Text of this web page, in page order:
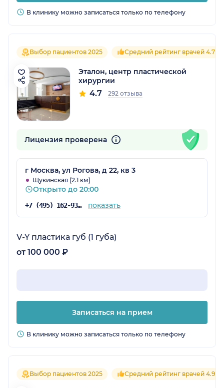
В клинику можно записаться только по телефону
Выбор пациентов 2025 Средний рейтинг врачей 4.7
Эталон, центр пластической
хирургии
4.7 292 отзыва
Лицензия проверена
г Москва, ул Рогова, д 22, кв 3
Щукинская (2.1 км)
Открыто до 20:00
+7 (495) 162-93-37 показать
V-Y пластика губ (1 губа)
от 100 000 ₽
Записаться на прием
В клинику можно записаться только по телефону
Выбор пациентов 2025 Средний рейтинг врачей 4.9